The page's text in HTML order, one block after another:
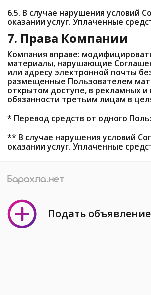
6.5. В случае нарушения условий
оказании услуг. Уплаченные
7. Права Компании
Компания вправе:
материалы, нарушающие
или адресу электронной почты
размещенные Пользователем
открытом доступе, в рекламных
обязанности третьим лицам в
* Перевод средств от одного
** В случае нарушения условий
оказании услуг. Уплаченные
Подать объявление